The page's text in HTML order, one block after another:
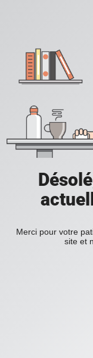
Merci pour votre
site et